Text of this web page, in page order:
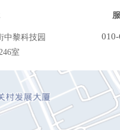
中黎科技园
室